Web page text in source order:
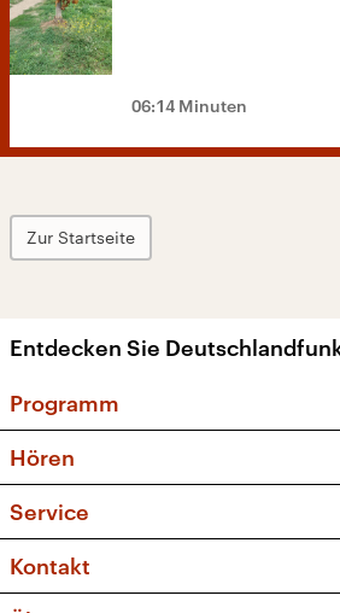
06:14 Minuten
Zur Startseite
Entdecken Sie
Programm
Sendungen und Podcasts
Musikliste
Kakadu – Das
Hören
Frequenzen (UKW + DAB+)
Service
FAQ
Apps
Kontakt